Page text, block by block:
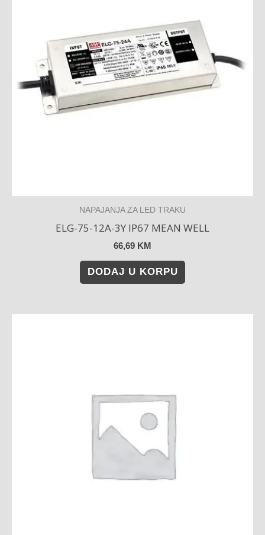
NAPAJANJA ZA LED TRAKU
ELG-75-12A-3Y IP67 MEAN WELL
66,69 KM
DODAJ U KORPU